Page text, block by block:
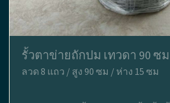
รั้วตาข่ายถักปม เทวดา 90 ซม
ลวด 8 แถว / สูง 90 ซม / ห่าง 15 ซม